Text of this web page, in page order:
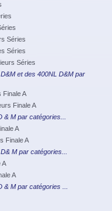
Séries
Séries
Séries
et des 400NL D&M par
Finale A
Finale A
M par catégories...
A
Finale A
M par catégories...
A
A
M par catégories ...